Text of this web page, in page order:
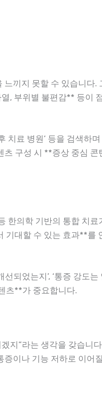
끼지 못할 수 있습니다.
, 부위별 불편감** 등이
치료 병원’ 등을 검색하며
츠 구성 시 **증상 중심 콘
한의학 기반의 통합 치료
기대할 수 있는 효과**를
되었는지’, ‘통증 강도는
츠**가 중요합니다.
지”라는 생각을 갖습니
이나 기능 저하로 이어질